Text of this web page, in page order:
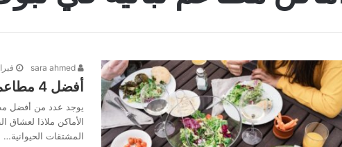
فبراير 1,
أفضل 4 مطاعم نباتية في تبوك
يوجد عدد من أفضل
الأماكن ملاذا لعشاق
المشتقات الحيوانية…